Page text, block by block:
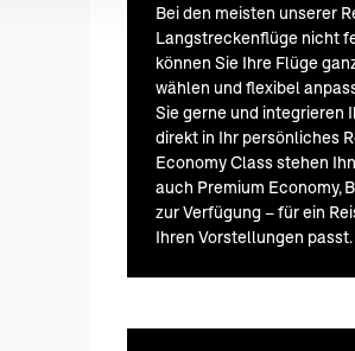
Bei den meisten unserer
Langstreckenflüge nicht
können Sie Ihre Flüge
wählen und flexibel
Sie gerne und integrieren
direkt in Ihr persönliches
Economy Class stehen
auch Premium Economy,
zur Verfügung – für ein
Ihren Vorstellungen passt.